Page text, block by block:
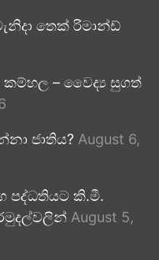
තෙක් රිමාන්ඩ්
– වෛද්‍ය සුගත්
ජාතිය? August 6,
පද්ධතියට කි.මී.
August 5,